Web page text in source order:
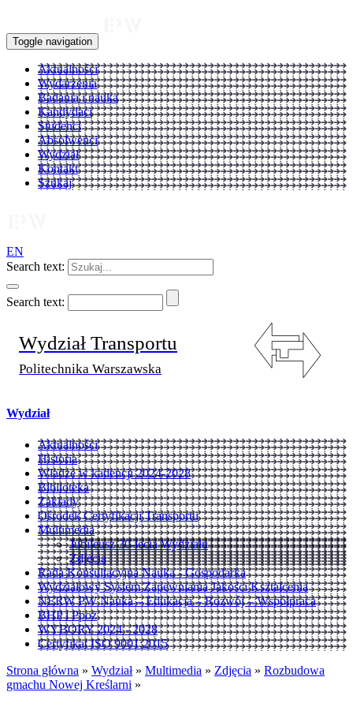
Toggle navigation
Aktualności
Wydarzenia
Badania i nauka
Kandydaci
Studenci
Absolwenci
Wydział
Kontakt
Szukaj
EN
Search text:
Search text:
Wydział Transportu
Politechnika Warszawska
Wydział
Aktualności
Historia
Władze w kadencji 2024-2028
Biblioteka
Zakłady
Ośrodek Certyfikacji Transportu
Multimedia
Jubileusz 30-lecia Wydziału
Zdjęcia
Rada Konsultacyjna Nauka - Gospodarka
Wydziałowy System Zapewniania Jakości Kształcenia
NERW PW Nauka – Edukacja – Rozwój – Współpraca
BHP i Ppoż
WYBORY 2024 - 2028
Certyfikat ISO 9001:2015
Strona główna » Wydział » Multimedia » Zdjęcia » Rozbudowa
gmachu Nowej Kreślarni »